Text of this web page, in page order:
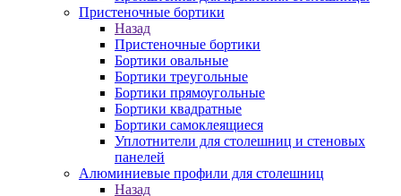
Пристеночные бортики
Назад
Пристеночные бортики
Бортики овальные
Бортики треугольные
Бортики прямоугольные
Бортики квадратные
Бортики самоклеящиеся
Уплотнители для столешниц и стеновых
панелей
Алюминиевые профили для столешниц
Назад